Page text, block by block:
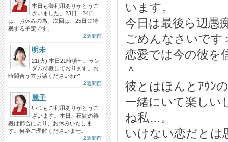
本日も御利用ありがとうご
ざいました。23日、24日
は、お休みの為、次回は、25日に待
機する予定です。
2週間前
明未
21(火) 本日21時頃〜。ラン
ダム待機しております。お
時間合う方お話くださいね^^
2週間前
麗子
いつもご利用ありがとうご
ざいます。本日、夜間の待
機は都合により、お休みいたしま
す。何卒ご理解くださいませ。
2週間前
います。
今日は最後ら辺愚
ごめんなさいです
恋愛では今の彼を
＾
彼とはほんとｱｳﾝ
一緒にいて楽しい
ね私…。
いけない恋だと